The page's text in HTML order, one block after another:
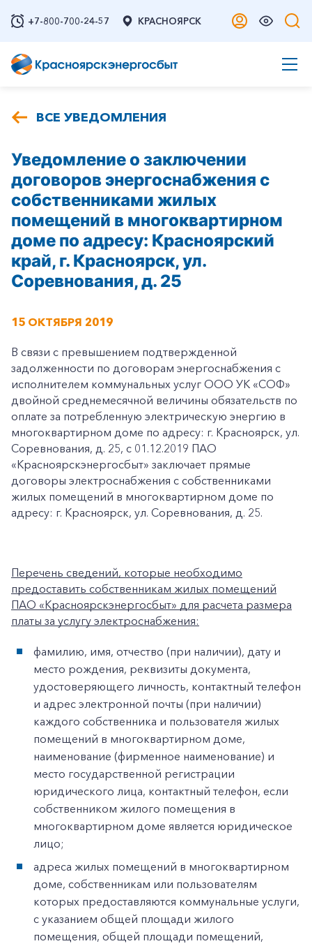
+7-800-700-24-57 КРАСНОЯРСК
ВСЕ УВЕДОМЛЕНИЯ
Уведомление о заключении
договоров энергоснабжения с
собственниками жилых
помещений в многоквартирном
доме по адресу: Красноярский
край, г. Красноярск, ул.
Соревнования, д. 25
15 ОКТЯБРЯ 2019
В связи с превышением подтвержденной
задолженности по договорам энергоснабжения с
исполнителем коммунальных услуг ООО УК «СОФ»
двойной среднемесячной величины обязательств по
оплате за потребленную электрическую энергию в
многоквартирном доме по адресу: г. Красноярск, ул.
Соревнования, д. 25, с 01.12.2019 ПАО
«Красноярскэнергосбыт» заключает прямые
договоры электроснабжения с собственниками
жилых помещений в многоквартирном доме по
адресу: г. Красноярск, ул. Соревнования, д. 25.
Перечень сведений, которые необходимо
предоставить собственникам жилых помещений
ПАО «Красноярскэнергосбыт» для расчета размера
платы за услугу электроснабжения:
фамилию, имя, отчество (при наличии), дату и
место рождения, реквизиты документа,
удостоверяющего личность, контактный телефон
и адрес электронной почты (при наличии)
каждого собственника и пользователя жилых
помещений в многоквартирном доме,
наименование (фирменное наименование) и
место государственной регистрации
юридического лица, контактный телефон, если
собственником жилого помещения в
многоквартирном доме является юридическое
лицо;
адреса жилых помещений в многоквартирном
доме, собственникам или пользователям
которых предоставляются коммунальные услуги,
с указанием общей площади жилого
помещения, общей площади помещений,